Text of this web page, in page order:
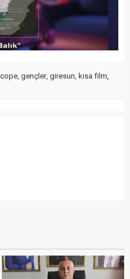
gençler, giresun kısa film